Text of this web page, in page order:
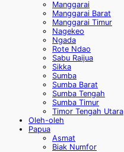
Manggarai
Manggarai Barat
Manggarai Timur
Nagekeo
Ngada
Rote Ndao
Sabu Raijua
Sikka
Sumba
Sumba Barat
Sumba Tengah
Sumba Timur
Timor Tengah Utara
Oleh-oleh
Papua
Asmat
Biak Numfor